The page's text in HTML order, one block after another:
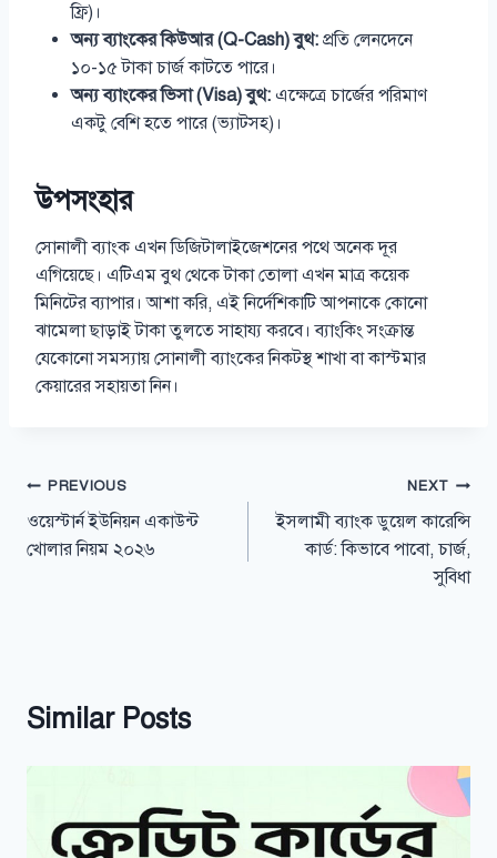
ফ্রি)।
অন্য ব্যাংকের কিউআর (Q-Cash) বুথ: প্রতি লেনদেনে
১০-১৫ টাকা চার্জ কাটতে পারে।
অন্য ব্যাংকের ভিসা (Visa) বুথ: এক্ষেত্রে চার্জের পরিমাণ
একটু বেশি হতে পারে (ভ্যাটসহ)।
উপসংহার
সোনালী ব্যাংক এখন ডিজিটালাইজেশনের পথে অনেক দূর
এগিয়েছে। এটিএম বুথ থেকে টাকা তোলা এখন মাত্র কয়েক
মিনিটের ব্যাপার। আশা করি, এই নির্দেশিকাটি আপনাকে কোনো
ঝামেলা ছাড়াই টাকা তুলতে সাহায্য করবে। ব্যাংকিং সংক্রান্ত
যেকোনো সমস্যায় সোনালী ব্যাংকের নিকটস্থ শাখা বা কাস্টমার
কেয়ারের সহায়তা নিন।
Post
navigation
PREVIOUS
ওয়েস্টার্ন ইউনিয়ন একাউন্ট
খোলার নিয়ম ২০২৬
NEXT
ইসলামী ব্যাংক ডুয়েল কারেন্সি
কার্ড: কিভাবে পাবো, চার্জ,
সুবিধা
Similar Posts